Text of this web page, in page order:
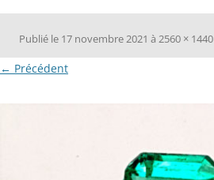
Publié le 17 novembre 2021 à2560 × 1440
← Précédent